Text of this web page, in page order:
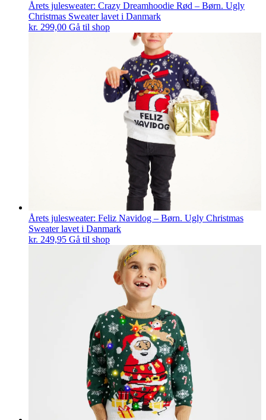
Årets julesweater: Crazy Dreamhoodie Rød – Børn. Ugly
Christmas Sweater lavet i Danmark
kr. 299,00 Gå til shop
Årets julesweater: Feliz Navidog – Børn. Ugly Christmas
Sweater lavet i Danmark
kr. 249,95 Gå til shop